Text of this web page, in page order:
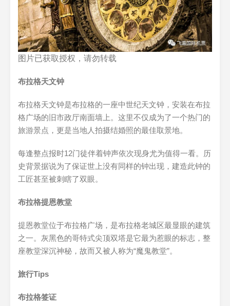
图片已获取授权，请勿转载
布拉格天文钟
布拉格天文钟是布拉格的一座中世纪天文钟，安装在布拉
格广场的旧市政厅南面墙上。这里不仅成为了一个热门的
旅游景点，更是当地人拍摄结婚照的最佳取景地。
每逢整点报时12门徒伴着钟声依次现身尤为值得一看。历
史背景据说为了保证世上没有同样的钟出现，建造此钟的
工匠甚至被刺瞎了双眼。
布拉格提恩教堂
提恩教堂位于布拉格广场，是布拉格老城区最显眼的建筑
之一。灰黑色的哥特式尖顶双塔是它最为惹眼的标志，整
座教堂深沉神秘，故而又被人称为“魔鬼教堂”。
旅行Tips
布拉格签证